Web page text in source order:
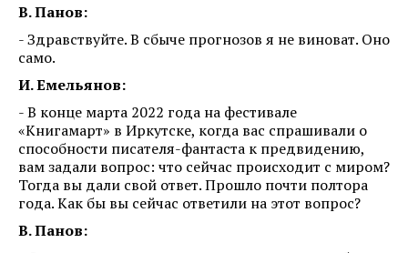
В. Панов:
- Здравствуйте. В сбыче прогнозов я не виноват. Оно
само.
И. Емельянов:
- В конце марта 2022 года на фестивале
«Книгамарт» в Иркутске, когда вас спрашивали о
способности писателя-фантаста к предвидению,
вам задали вопрос: что сейчас происходит с миром?
Тогда вы дали свой ответ. Прошло почти полтора
года. Как бы вы сейчас ответили на этот вопрос?
В. Панов: